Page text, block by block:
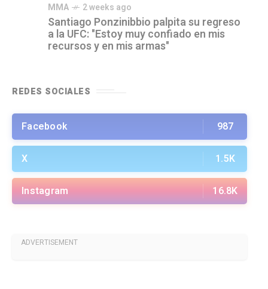
MMA 2 weeks ago
Santiago Ponzinibbio palpita su regreso
a la UFC: "Estoy muy confiado en mis
recursos y en mis armas"
REDES SOCIALES
Facebook 987
X 1.5K
Instagram 16.8K
ADVERTISEMENT